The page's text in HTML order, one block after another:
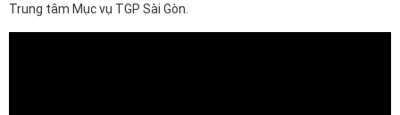
Trung tâm Mục vụ TGP Sài Gòn.